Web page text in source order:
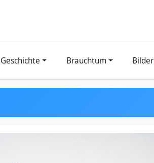
Geschichte Brauchtum Bilder